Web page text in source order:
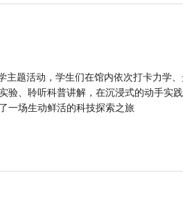
主题活动，学生们在馆内依次打卡力学
验、聆听科普讲解，在沉浸式的动手实
一场生动鲜活的科技探索之旅